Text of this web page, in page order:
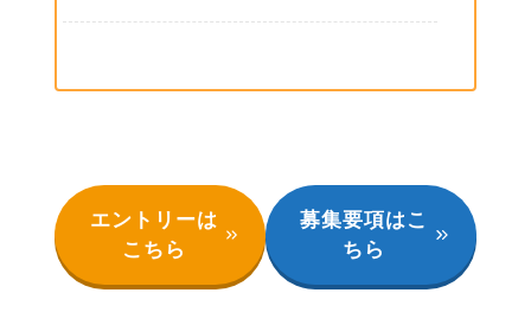
エントリーは
こちら
募集要項はこ
ちら